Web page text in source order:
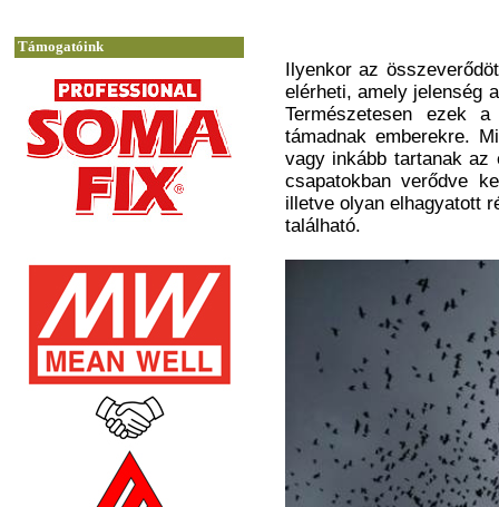
Ilyenkor az
elérheti, amely jelenség
Természetesen ezek
támadnak emberekre.
vagy inkább tartanak az
csapatokban verődve
illetve olyan elhagyatott
található.